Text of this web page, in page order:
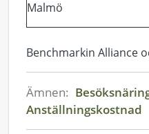
Malmö
Benchmarkin Alliance
Ämnen:
Anställningskostnad